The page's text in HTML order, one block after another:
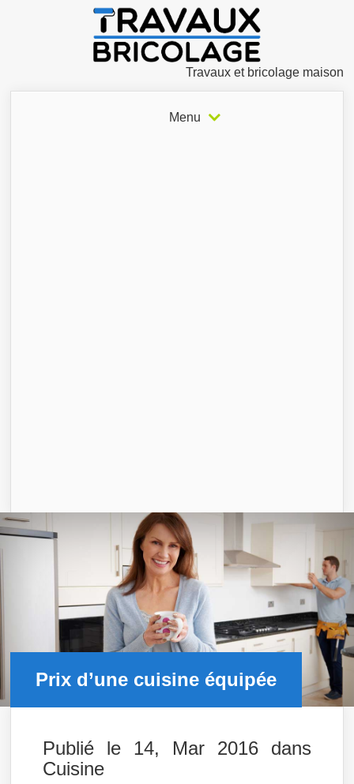
Travaux et bricolage maison
Menu
Prix d’une cuisine équipée
Publié le 14, Mar 2016 dans
Cuisine